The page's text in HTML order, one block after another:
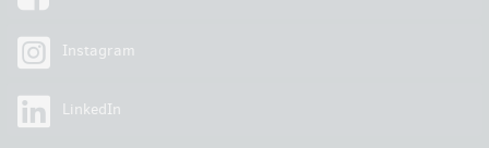
Instagram
LinkedIn